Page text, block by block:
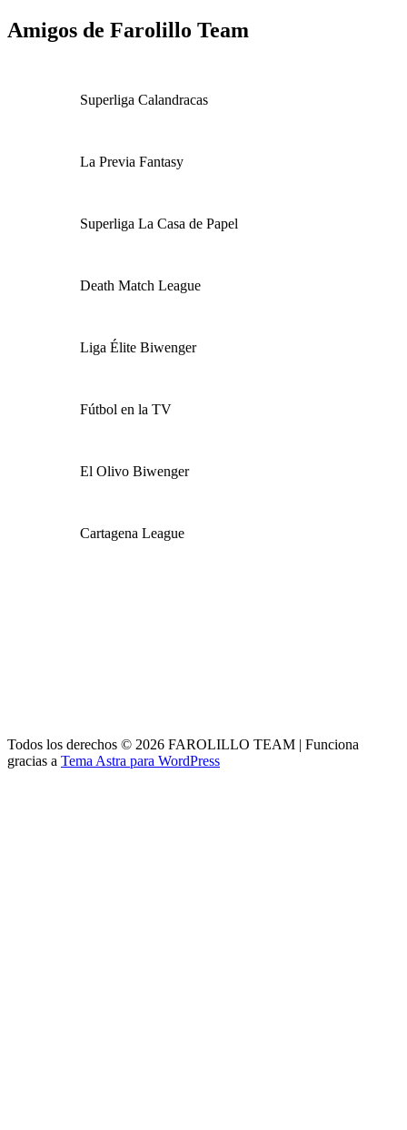
Amigos de Farolillo Team
Superliga Calandracas
La Previa Fantasy
Superliga La Casa de Papel
Death Match League
Liga Élite Biwenger
Fútbol en la TV
El Olivo Biwenger
Cartagena League
Todos los derechos © 2026 FAROLILLO TEAM | Funciona
gracias a Tema Astra para WordPress